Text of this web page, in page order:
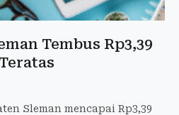
Tembus Rp3,39
Sleman mencapai Rp3,39